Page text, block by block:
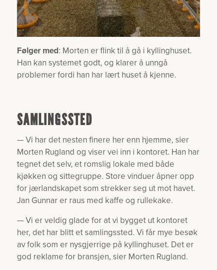
Følger med: Morten er flink til å gå i kyllinghuset.
Han kan systemet godt, og klarer å unngå
problemer fordi han har lært huset å kjenne.
SAMLINGSSTED
— Vi har det nesten finere her enn hjemme, sier
Morten Rugland og viser vei inn i kontoret. Han har
tegnet det selv, et romslig lokale med både
kjøkken og sittegruppe. Store vinduer åpner opp
for jærlandskapet som strekker seg ut mot havet.
Jan Gunnar er raus med kaffe og rullekake.
— Vi er veldig glade for at vi bygget ut kontoret
her, det har blitt et samlingssted. Vi får mye besøk
av folk som er nysgjerrige på kyllinghuset. Det er
god reklame for bransjen, sier Morten Rugland.